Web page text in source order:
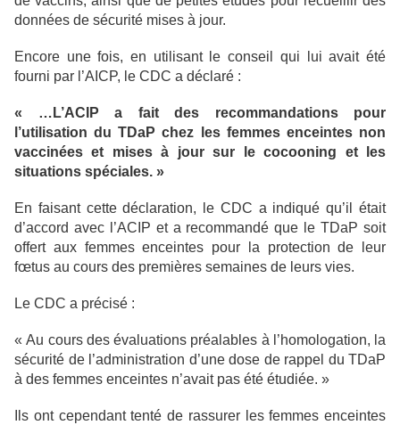
données de sécurité mises à jour.
Encore une fois, en utilisant le conseil qui lui avait été
fourni par l’AICP, le CDC a déclaré :
« …L’ACIP a fait des recommandations pour
l’utilisation du TDaP chez les femmes enceintes non
vaccinées et mises à jour sur le cocooning et les
situations spéciales. »
En faisant cette déclaration, le CDC a indiqué qu’il était
d’accord avec l’ACIP et a recommandé que le TDaP soit
offert aux femmes enceintes pour la protection de leur
fœtus au cours des premières semaines de leurs vies.
Le CDC a précisé :
« Au cours des évaluations préalables à l’homologation, la
sécurité de l’administration d’une dose de rappel du TDaP
à des femmes enceintes n’avait pas été étudiée. »
Ils ont cependant tenté de rassurer les femmes enceintes